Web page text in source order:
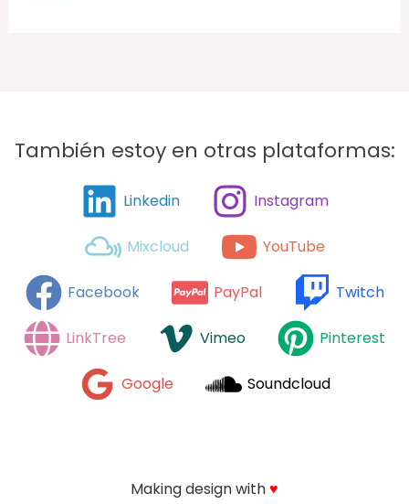
También estoy en otras plataformas:
Linkedin Instagram
Mixcloud YouTube
Facebook PayPal Twitch
LinkTree Vimeo Pinterest
Google Soundcloud
Making design with♥